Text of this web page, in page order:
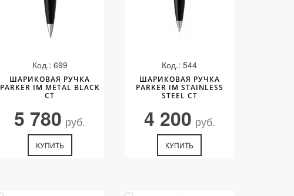
Код.: 699
ШАРИКОВАЯ РУЧКА
PARKER IM METAL BLACK
CT
5 780 руб.
КУПИТЬ
Код.: 544
ШАРИКОВАЯ РУЧКА
PARKER IM STAINLESS
STEEL CT
4 200 руб.
КУПИТЬ